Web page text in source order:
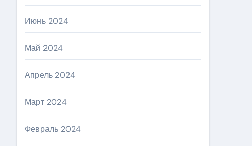
Июнь 2024
Май 2024
Апрель 2024
Март 2024
Февраль 2024